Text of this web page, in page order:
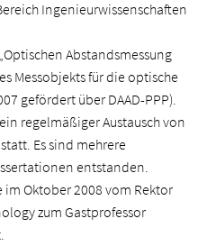
Ingenieurwissenschaften
Abstandsmessung
Messobjekts für die optische
gefördert über DAAD-PPP).
regelmäßiger Austausch von
Es sind mehrere
entstanden.
im Oktober 2008 vom Rektor
zum Gastprofessor